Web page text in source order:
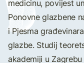
medicinu, povijest
Ponovne glazbene
i Pjesma
glazbe. Studij
akademiji u